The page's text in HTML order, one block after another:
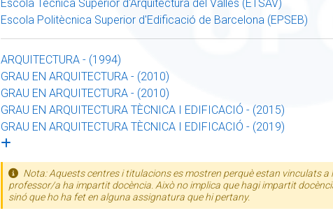
Escola Tècnica Superior d'Arquitectura del Vallès (ETSAV)
Escola Politècnica Superior d'Edificació de Barcelona (EPSEB)
ARQUITECTURA - (1994)
GRAU EN ARQUITECTURA - (2010)
GRAU EN ARQUITECTURA - (2010)
GRAU EN ARQUITECTURA TÈCNICA I EDIFICACIÓ - (2015)
GRAU EN ARQUITECTURA TÈCNICA I EDIFICACIÓ - (2019)
Nota: Aquests centres i titulacions es mostren perquè estan vinculats a
professor/a ha impartit docència. Això no implica que hagi impartit
sinó que ho ha fet en alguna assignatura que hi pertany.